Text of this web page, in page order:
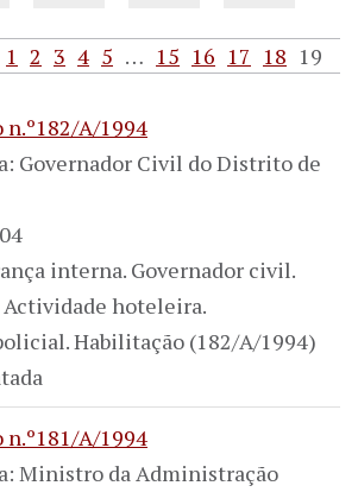
1 2 3 4 5 … 15 16 17 18 19
n.º182/A/1994
Governador Civil do Distrito de
interna. Governador civil.
Actividade hoteleira.
Habilitação (182/A/1994)
n.º181/A/1994
Ministro da Administração